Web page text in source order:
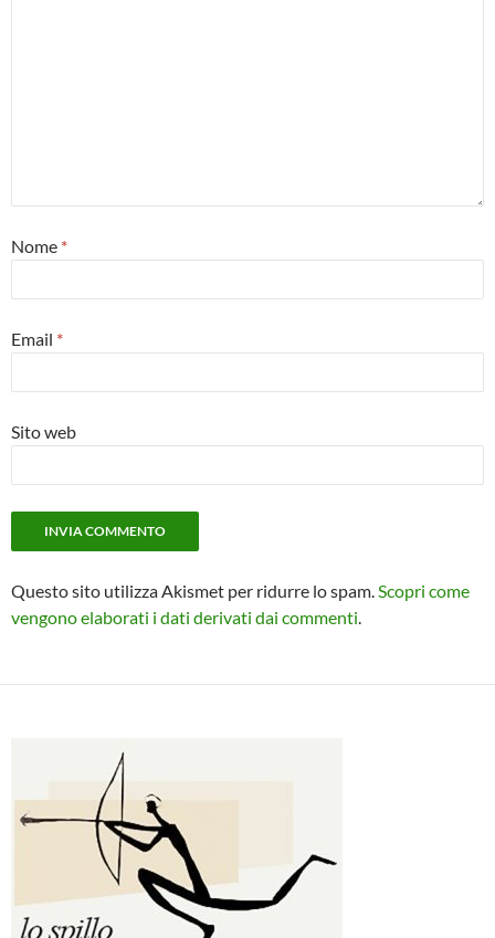
Nome *
Email *
Sito web
Questo sito utilizza Akismet per ridurre lo spam. Scopri come
vengono elaborati i dati derivati dai commenti